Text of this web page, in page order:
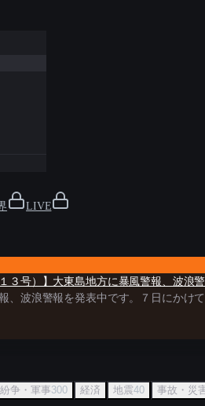
LIVE
３号）】大東島地方に暴風警報、波
、波浪警報を発表中です。７日にかけ
紛争・軍事300 経済 地震40 事故・災